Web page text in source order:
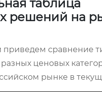
таблица
решений на
приведем сравнение
ценовых
рынке в